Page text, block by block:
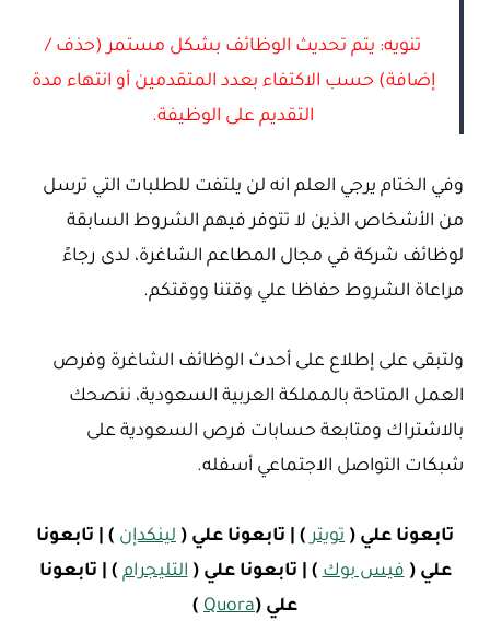
تنويه: يتم تحديث الوظائف بشكل مستمر (حذف /
إضافة) حسب الاكتفاء بعدد المتقدمين أو انتهاء مدة
التقديم على الوظيفة.
وفي الختام يرجي العلم انه لن يلتفت للطلبات التي ترسل
من الأشخاص الذين لا تتوفر فيهم الشروط السابقة
لوظائف شركة في مجال المطاعم الشاغرة، لدى رجاءً
مراعاة الشروط حفاظا علي وقتنا ووقتكم.
ولتبقى على إطلاع على أحدث الوظائف الشاغرة وفرص
العمل المتاحة بالمملكة العربية السعودية، ننصحك
بالاشتراك ومتابعة حسابات فرص السعودية على
شبكات التواصل الاجتماعي أسفله.
تابعونا علي ( تويتر ) | تابعونا علي ( لينكدإن ) | تابعونا
علي (فيس بوك) | تابعونا علي (التليجرام ) | تابعونا
علي (Quora
)